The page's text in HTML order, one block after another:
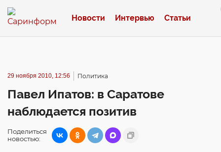
Новости Интервью Статьи
29 ноября 2010, 12:56 Политика
Павел Ипатов: в Саратове
наблюдается позитив
Поделиться
новостью: